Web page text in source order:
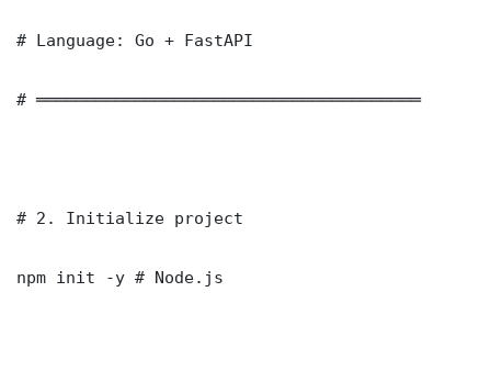
# Language: Go + FastAPI
# ═══════════════════════════════════════
# 2. Initialize project
npm init -y # Node.js